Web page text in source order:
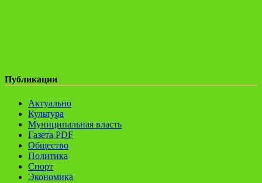
Публикации
Актуально
Культура
Муниципальная власть
Газета PDF
Общество
Политика
Спорт
Экономика